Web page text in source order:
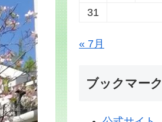
31
« 7月
ブックマーク